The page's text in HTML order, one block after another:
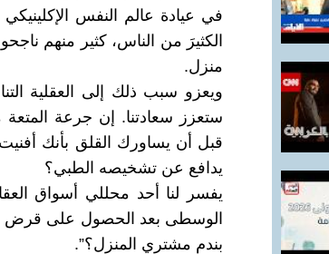
في عيادة عالم النفس
الكثيرَ من الناس، كثير منهم
منزل.
ويعزو سبب ذلك إلى العقلية
ستعزز سعادتنا. إن جرعة
قبل أن يساورك القلق بأنك
يدافع عن تشخيصه الطبي؟
يفسر لنا أحد محللي أسواق
الوسطى بعد الحصول على قرض
بندم مشتري المنزل؟”.